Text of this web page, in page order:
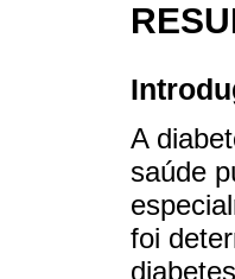
A
saúde
foi